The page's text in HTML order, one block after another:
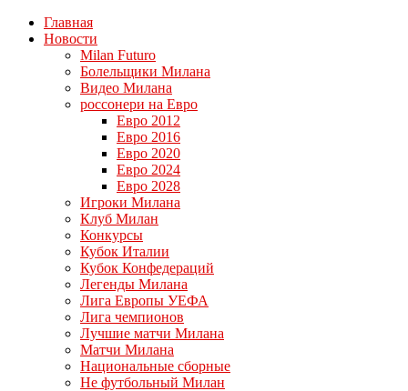
Главная
Новости
Milan Futuro
Болельщики Милана
Видео Милана
россонери на Евро
Евро 2012
Евро 2016
Евро 2020
Евро 2024
Евро 2028
Игроки Милана
Клуб Милан
Конкурсы
Кубок Италии
Кубок Конфедераций
Легенды Милана
Лига Европы УЕФА
Лига чемпионов
Лучшие матчи Милана
Матчи Милана
Национальные сборные
Не футбольный Милан